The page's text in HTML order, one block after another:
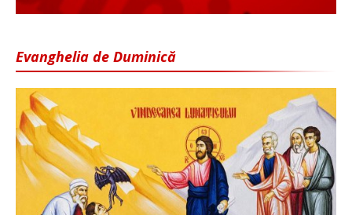
Evanghelia de Duminică